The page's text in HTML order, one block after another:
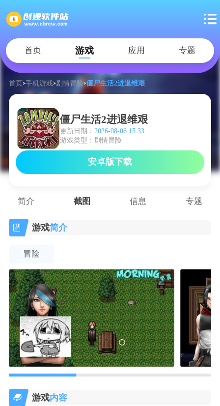
首页 游戏 应用 专题
首页 手机游戏 剧情冒险 僵尸生活2进退维艰
僵尸生活2进退维艰
更新日期： 2026-08-06 15:33
游戏类型：剧情冒险
安卓版下载
简介 截图 信息 专题
游戏简介
冒险
游戏内容